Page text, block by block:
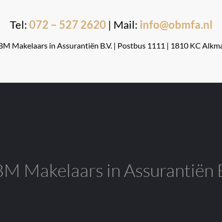
Tel: 072 – 527 2620 | Mail: info@obmfa.nl
Makelaars in Assurantiën B.V. | Postbus 1111 | 1810 KC
Makelaars in Assurantiën